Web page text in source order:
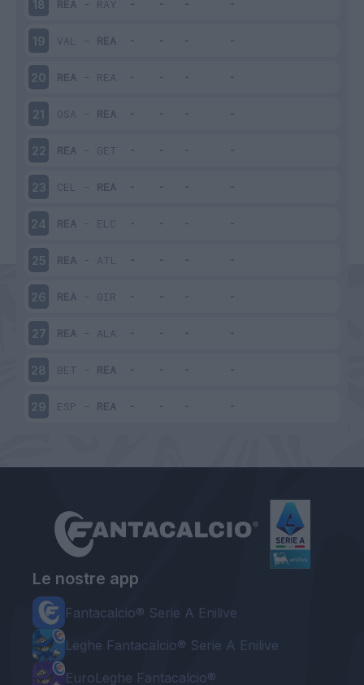
18 REA - RAY
19 VAL - REA
20 REA - REA
21 OSA - REA
22 REA - GET
23 CEL - REA
24 REA - ELC
25 REA - ATL
26 REA - GIR
27 REA - ALA
28 BET - REA
29 ESP - REA
Le nostre app
Fantacalcio® Serie A Enilive
Leghe Fantacalcio® Serie A Enilive
EuroLeghe Fantacalcio®